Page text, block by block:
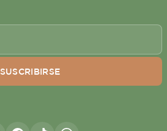
SUSCRIBIRSE